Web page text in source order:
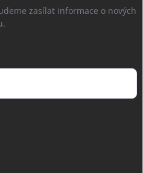
zasílat informace o nových